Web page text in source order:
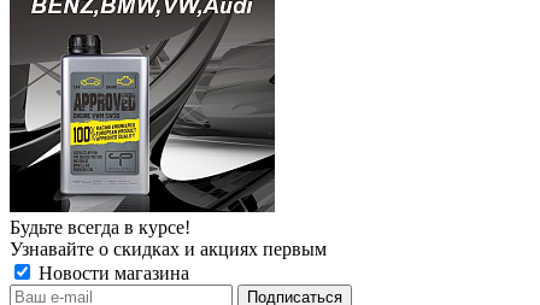
Будьте всегда в курсе!
Узнавайте о скидках и акциях первым
Новости магазина